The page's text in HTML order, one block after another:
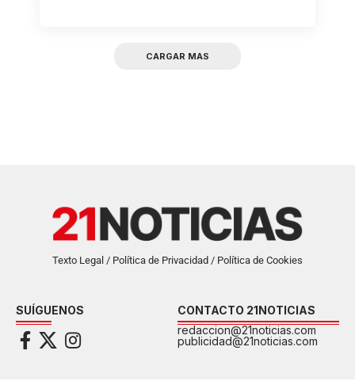
CARGAR MAS
Texto Legal / Política de Privacidad / Política de Cookies
SUÍGUENOS
CONTACTO 21NOTICIAS
redaccion@21noticias.com
publicidad@21noticias.com